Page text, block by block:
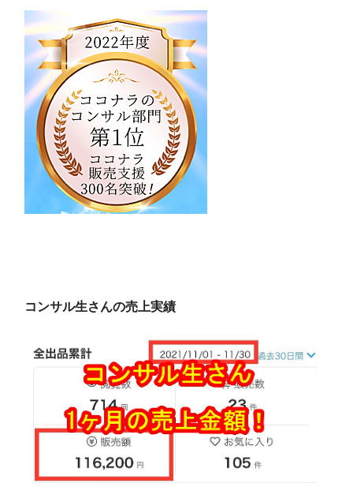
コンサル生さんの売上実績